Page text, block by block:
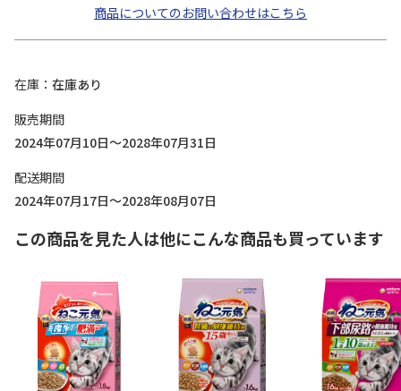
商品についてのお問い合わせはこちら
在庫
在庫あり
販売期間
2024年07月10日～2028年07月31日
配送期間
2024年07月17日～2028年08月07日
この商品を見た人は他にこんな商品も買っています